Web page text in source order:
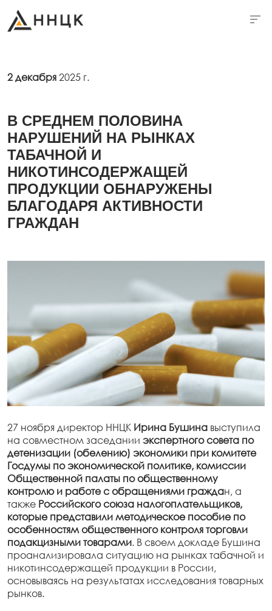
2 декабря2025 г.
В СРЕДНЕМ ПОЛОВИНА
НАРУШЕНИЙ НА РЫНКАХ
ТАБАЧНОЙ И
НИКОТИНСОДЕРЖАЩЕЙ
ПРОДУКЦИИ ОБНАРУЖЕНЫ
БЛАГОДАРЯ АКТИВНОСТИ
ГРАЖДАН
27 ноября директор ННЦК Ирина Бушина выступила
на совместном заседании экспертного совета по
детенизации (обелению) экономики при комитете
Госдумы по экономической политике, комиссии
Общественной палаты по общественному
контролю и работе с обращениями граждан, а
также Российского союза налогоплательщиков,
которые представили методическое пособие по
особенностям общественного контроля торговли
подакцизными товарами. В своем докладе Бушина
проанализировала ситуацию на рынках табачной и
никотинсодержащей продукции в России,
основываясь на результатах исследования товарных
рынков.